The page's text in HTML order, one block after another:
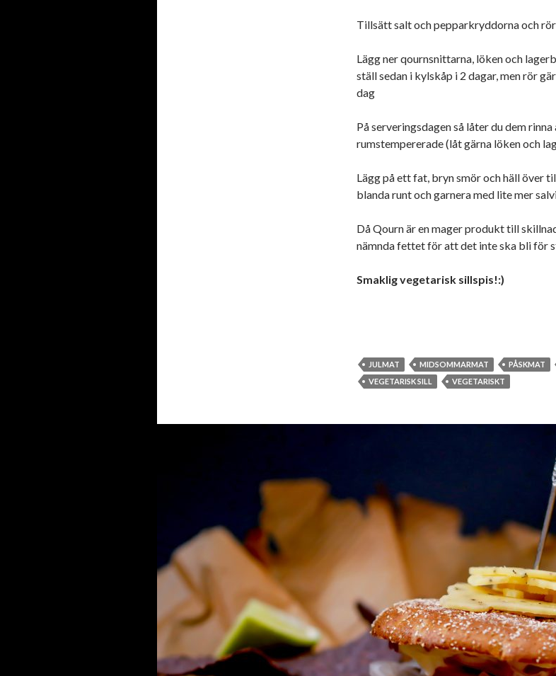
Tillsätt salt och pepparkryddorna och
Lägg ner qournsnittarna, löken och
ställ sedan i kylskåp i 2 dagar, men rör
dag
På serveringsdagen så låter du dem
rumstempererade (låt gärna löken och
Lägg på ett fat, bryn smör och häll över
blanda runt och garnera med lite mer
Då Qourn är en mager produkt till
nämnda fettet för att det inte ska bli för
Smaklig vegetarisk sillspis!:)
JULMAT MIDSOMMARMAT PÅSKMAT
VEGETARISK SILL
VEGETARISKT